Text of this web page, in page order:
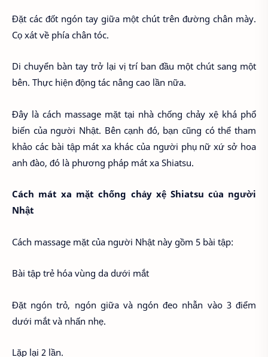
Đặt các đốt ngón tay giữa một chút trên đường chân mày.
Cọ xát về phía chân tóc.
Di chuyển bàn tay trở lại vị trí ban đầu một chút sang một
bên. Thực hiện động tác nâng cao lần nữa.
Đây là cách massage mặt tại nhà chống chảy xệ khá phổ
biến của người Nhật. Bên cạnh đó, bạn cũng có thể tham
khảo các bài tập mát xa khác của người phụ nữ xứ sở hoa
anh đào, đó là phương pháp mát xa Shiatsu.
Cách mát xa mặt chống chảy xệ Shiatsu của người
Nhật
Cách massage mặt của người Nhật này gồm 5 bài tập:
Bài tập trẻ hóa vùng da dưới mắt
Đặt ngón trỏ, ngón giữa và ngón đeo nhẫn vào 3 điểm
dưới mắt và nhấn nhẹ.
Lặp lại 2 lần.